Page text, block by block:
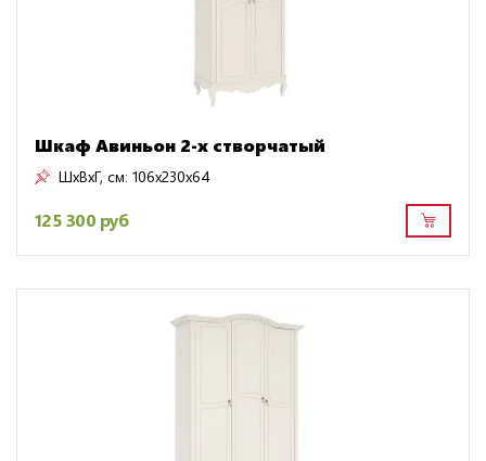
Шкаф Авиньон 2-х створчатый
ШxВxГ, см: 106x230x64
125 300 руб